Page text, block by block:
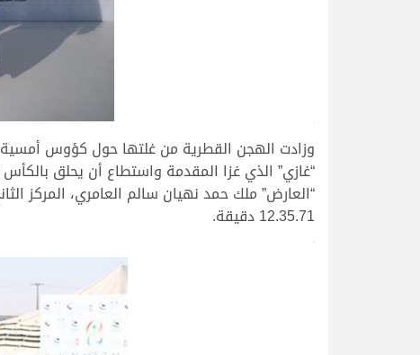
>
وزادت الهجن القطرية من غلتها حول كؤوس أمسية
12.35.71 دقيقة.
>